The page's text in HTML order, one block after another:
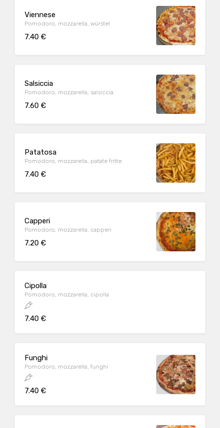
Viennese
Pomodoro, mozzarella, würstel
7.40 €
Salsiccia
Pomodoro, mozzarella, salsiccia
7.60 €
Patatosa
Pomodoro, mozzarella, patate fritte
7.40 €
Capperi
Pomodoro, mozzarella, capperi
7.20 €
Cipolla
Pomodoro, mozzarella, cipolla
7.40 €
Funghi
Pomodoro, mozzarella, funghi
7.40 €